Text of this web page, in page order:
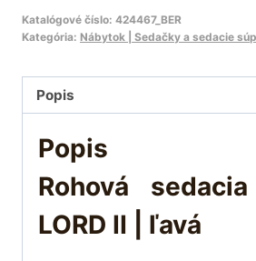
Katalógové číslo: 424467_BER
Kategória: Nábytok | Sedačky a sedacie
Popis
Popis
Rohová
LORD II | ľavá